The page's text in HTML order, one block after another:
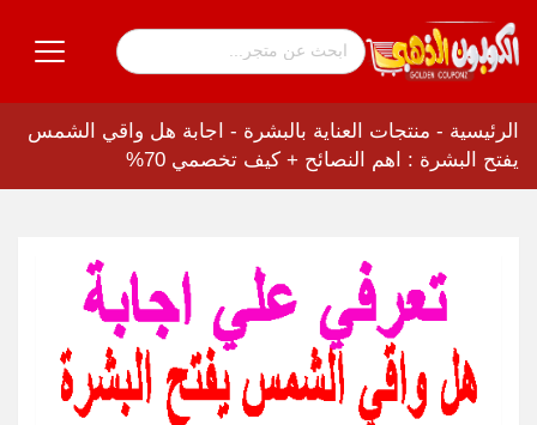
الرئيسية - منتجات العناية بالبشرة - اجابة هل واقي الشمس
يفتح البشرة : اهم النصائح + كيف تخصمي 70%